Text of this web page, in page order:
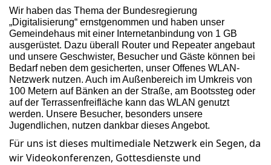
Wir haben das Thema der Bundesregierung
„Digitalisierung“ ernstgenommen und haben unser
Gemeindehaus mit einer Internetanbindung von 1 GB
ausgerüstet. Dazu überall Router und Repeater angebaut
und unsere Geschwister, Besucher und Gäste können bei
Bedarf neben dem gesicherten, unser Offenes WLAN-
Netzwerk nutzen. Auch im Außenbereich im Umkreis von
100 Metern auf Bänken an der Straße, am Bootssteg oder
auf der Terrassenfreifläche kann das WLAN genutzt
werden. Unsere Besucher, besonders unsere
Jugendlichen, nutzen dankbar dieses Angebot.
Für uns ist dieses multimediale Netzwerk ein Segen, da
wir Videokonferenzen, Gottesdienste und